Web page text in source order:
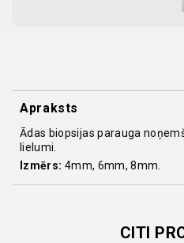
Apraksts
Ādas biopsijas parauga
lielumi.
Izmērs: 4mm, 6mm, 8mm.
CITI